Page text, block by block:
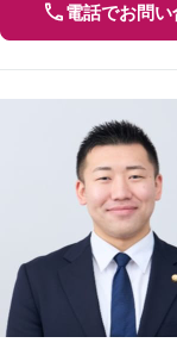
電話でお問い